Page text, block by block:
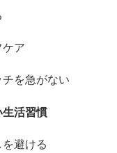
ケア
を急がない
生活習慣
避ける